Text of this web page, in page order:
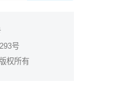
号
权所有